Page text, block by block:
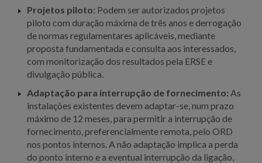
Projetos piloto: Podem ser autorizados projetos
piloto com duração máxima de três anos e derrogação
de normas regulamentares aplicáveis, mediante
proposta fundamentada e consulta aos interessados,
com monitorização dos resultados pela ERSE e
divulgação pública.
Adaptação para interrupção de fornecimento: As
instalações existentes devem adaptar-se, num prazo
máximo de 12 meses, para permitir a interrupção de
fornecimento, preferencialmente remota, pelo ORD
nos pontos internos. A não adaptação implica a perda
do ponto interno e a eventual interrupção da ligação,